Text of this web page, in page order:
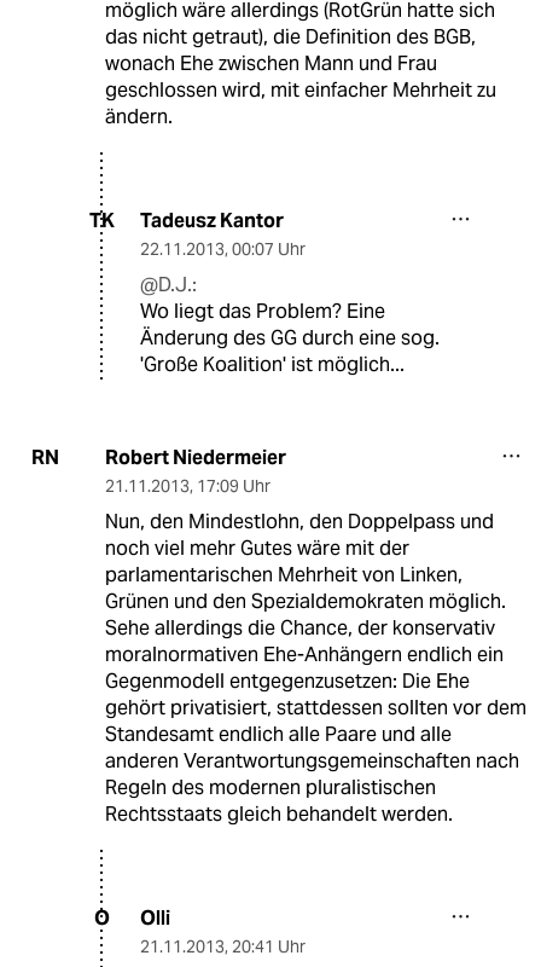
möglich wäre allerdings (RotGrün hatte sich
das nicht getraut), die Definition des BGB,
wonach Ehe zwischen Mann und Frau
geschlossen wird, mit einfacher Mehrheit zu
ändern.
TK Tadeusz Kantor
22.11.2013, 00:07 Uhr
@D.J.:
Wo liegt das Problem? Eine
Änderung des GG durch eine sog.
'Große Koalition' ist möglich...
RN Robert Niedermeier
21.11.2013, 17:09 Uhr
Nun, den Mindestlohn, den Doppelpass und
noch viel mehr Gutes wäre mit der
parlamentarischen Mehrheit von Linken,
Grünen und den Spezialdemokraten möglich.
Sehe allerdings die Chance, der konservativ
moralnormativen Ehe-Anhängern endlich ein
Gegenmodell entgegenzusetzen: Die Ehe
gehört privatisiert, stattdessen sollten vor dem
Standesamt endlich alle Paare und alle
anderen Verantwortungsgemeinschaften nach
Regeln des modernen pluralistischen
Rechtsstaats gleich behandelt werden.
O Olli
21.11.2013, 20:41 Uhr